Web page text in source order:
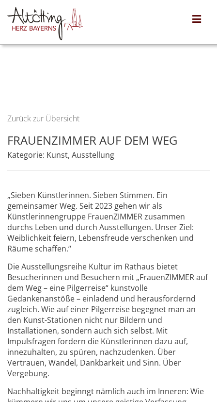
Zurück zur Übersicht
FRAUENZIMMER AUF DEM WEG
Kategorie: Kunst, Ausstellung
„Sieben Künstlerinnen. Sieben Stimmen. Ein
gemeinsamer Weg. Seit 2023 gehen wir als
Künstlerinnengruppe FrauenZIMMER zusammen
durchs Leben und durch Ausstellungen. Unser Ziel:
Weiblichkeit feiern, Lebensfreude verschenken und
Räume schaffen.“
Die Ausstellungsreihe Kultur im Rathaus bietet
Besucherinnen und Besuchern mit „FrauenZIMMER auf
dem Weg – eine Pilgerreise“ kunstvolle
Gedankenanstöße – einladend und herausfordernd
zugleich. Wie auf einer Pilgerreise begegnet man an
den Kunst-Stationen nicht nur Bildern und
Installationen, sondern auch sich selbst. Mit
Impulsfragen fordern die Künstlerinnen dazu auf,
innezuhalten, zu spüren, nachzudenken. Über
Vertrauen, Wandel, Dankbarkeit und Sinn. Über
Vergebung.
Nachhaltigkeit beginngt nämlich auch im Inneren: Wie